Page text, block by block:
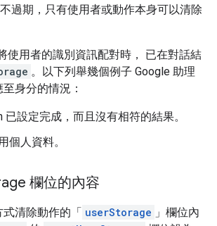
過期，只有使用者或動作本身可以清除
使用者的識別資訊配對時， 已在對話結
。以下列舉幾個例子 Google 助理
身分的情況：
已設定完成，而且沒有相符的結果。
個人資料。
欄位的內容
清除動作的「 userStorage 」欄位內